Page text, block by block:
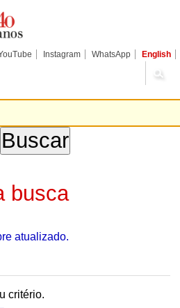
Instagram WhatsApp English
busca
atualizado.
critério.